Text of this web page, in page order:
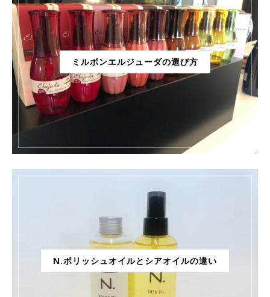
ミルボンエルジューダの選び方
N.ポリッシュオイルとシアオイルの違い